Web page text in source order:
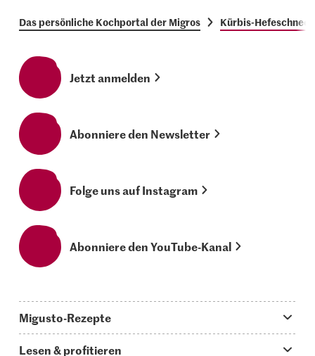
Das persönliche Kochportal der Migros Kürbis-
Jetzt anmelden
Abonniere den Newsletter
Folge uns auf Instagram
Abonniere den YouTube-Kanal
Migusto-Rezepte
Lesen & profitieren